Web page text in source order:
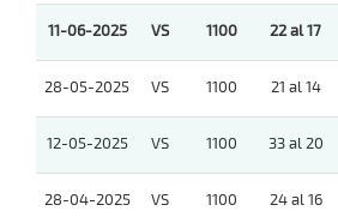
11-06-2025 VS 1100 22 al 17
28-05-2025 VS 1100 21 al 14
12-05-2025 VS 1100 33 al 20
28-04-2025 VS 1100 24 al 16